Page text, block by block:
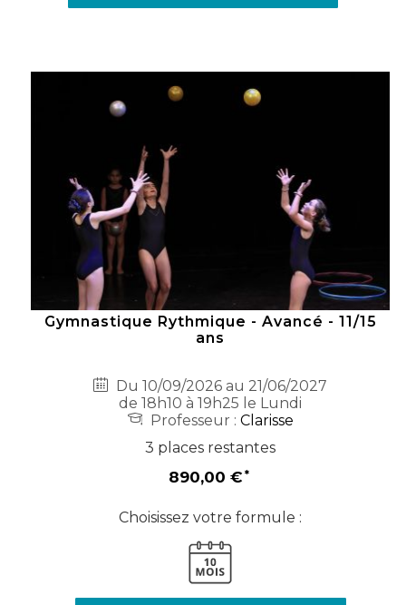
Gymnastique Rythmique - Avancé - 11/15
ans
Du 10/09/2026 au 21/06/2027
de 18h10 à 19h25 le Lundi
Professeur : Clarisse
3 places restantes
890,00 €
Choisissez votre formule :